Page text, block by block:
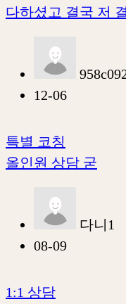
다하셨고 결국 저
12-06
특별 코칭
올인원 상담 굳
다니1
08-09
1:1 상담